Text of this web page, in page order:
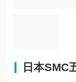
日本SMC